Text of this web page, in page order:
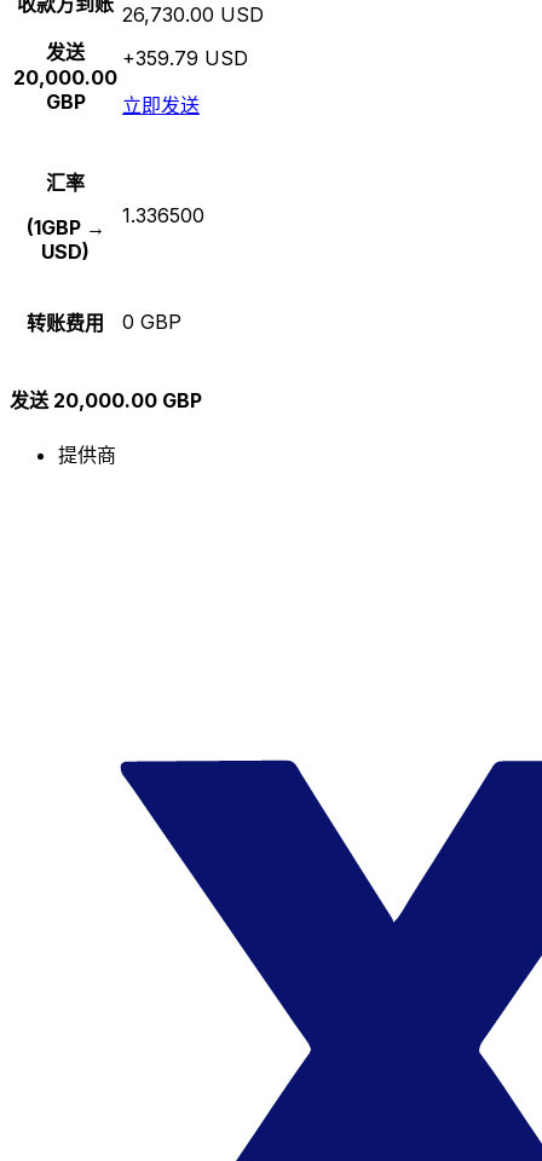
发送
20,000.00
GBP
26,730.00 USD
+359.79 USD
立即发送
汇率
(1GBP →
USD)
1.336500
转账费用 0 GBP
发送 20,000.00 GBP
提供商